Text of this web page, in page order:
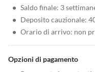
• Saldo finale: 3
• Deposito cauzionale:
• Orario di arrivo: non
Opzioni di pagamento